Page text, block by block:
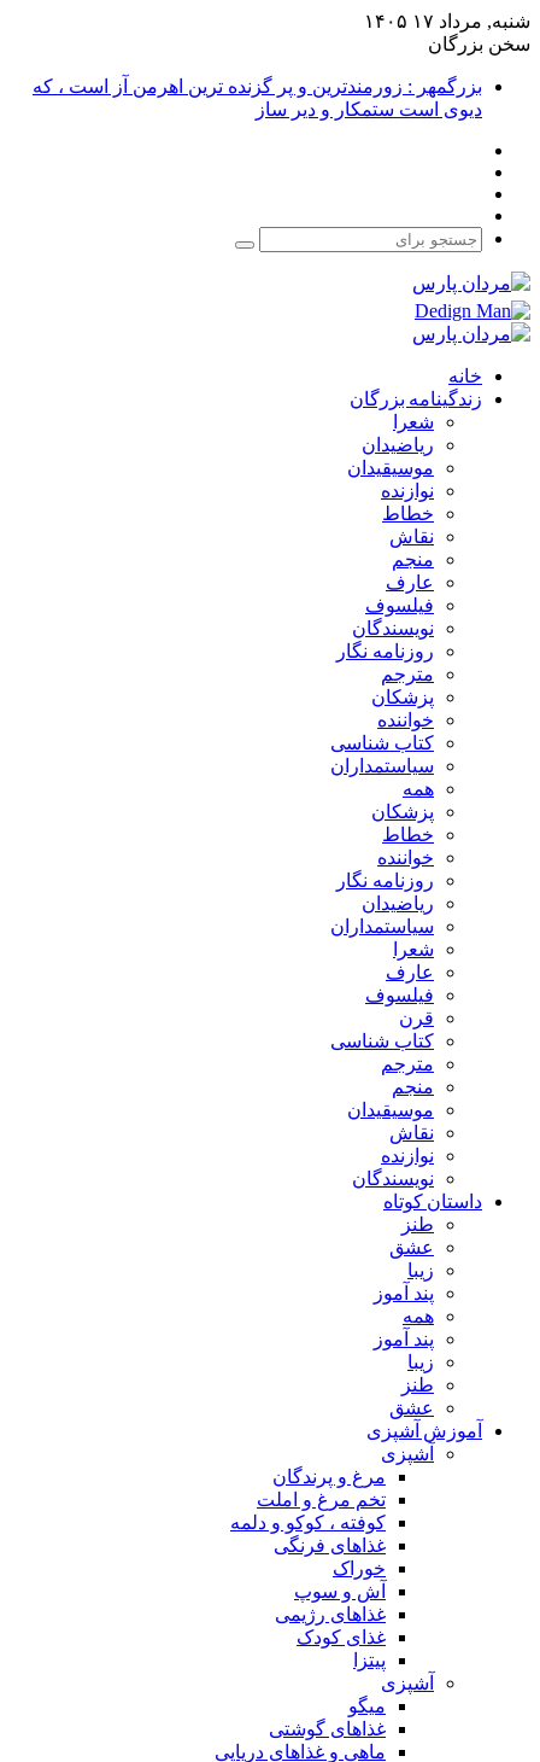
شنبه, مرداد ۱۷ ۱۴۰۵
سخن بزرگان
بزرگمهر : زورمندترین و پر گزنده ترین اهرمن آز است ، که
دیوی است ستمکار و دیر ساز
جستجو
خانه
زندگینامه بزرگان
شعرا
ریاضیدان
موسیقیدان
نوازنده
خطاط
نقاش
منجم
عارف
فیلسوف
نویسندگان
روزنامه نگار
مترجم
پزشکان
خواننده
کتاب شناسی
سیاستمداران
همه
پزشکان
خطاط
خواننده
روزنامه نگار
ریاضیدان
سیاستمداران
شعرا
عارف
فیلسوف
قرن
کتاب شناسی
مترجم
منجم
موسیقیدان
نقاش
نوازنده
نویسندگان
داستان کوتاه
طنز
عشق
زیبا
پند آموز
همه
پند آموز
زیبا
طنز
عشق
آموزش آشپزی
آشپزی
مرغ و پرندگان
تخم مرغ و املت
کوفته ، کوکو و دلمه
غذاهای فرنگی
خوراک
آش و سوپ
غذاهای رژیمی
غذای کودک
پیتزا
آشپزی
میگو
غذاهای گوشتی
ماهی و غذاهای دریایی